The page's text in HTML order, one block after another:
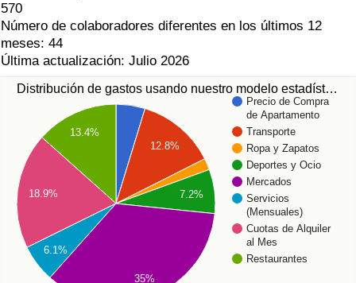
570
Número de colaboradores diferentes en los últimos 12
meses: 44
Última actualización: Julio 2026
Distribución de gastos usando nuestro modelo estadíst…
Precio de Compra
de Apartamento
Transporte
Ropa y Zapatos
Deportes y Ocio
Mercados
Servicios
(Mensuales)
Cuotas de Alquiler
al Mes
Restaurantes
12.8%
7.2%
13.4%
18.9%
6.1%
35%